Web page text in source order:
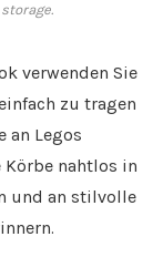
verwenden Sie
zu tragen
an Legos
Körbe nahtlos in
und an stilvolle